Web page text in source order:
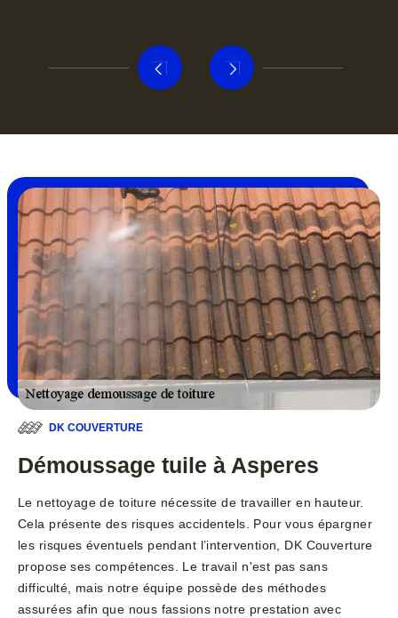
DK COUVERTURE
Démoussage tuile à Asperes
Le nettoyage de toiture nécessite de travailler en hauteur.
Cela présente des risques accidentels. Pour vous épargner
les risques éventuels pendant l’intervention, DK Couverture
propose ses compétences. Le travail n'est pas sans
difficulté, mais notre équipe possède des méthodes
assurées afin que nous fassions notre prestation avec